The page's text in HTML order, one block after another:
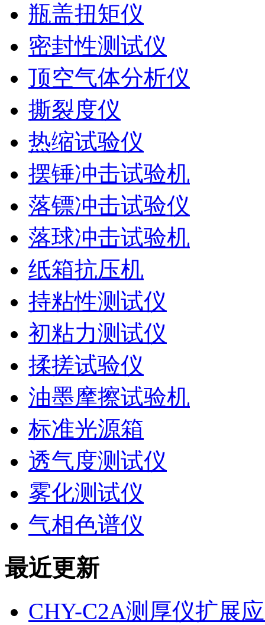
瓶盖扭矩仪
密封性测试仪
顶空气体分析仪
撕裂度仪
热缩试验仪
摆锤冲击试验机
落镖冲击试验仪
落球冲击试验机
纸箱抗压机
持粘性测试仪
初粘力测试仪
揉搓试验仪
油墨摩擦试验机
标准光源箱
透气度测试仪
雾化测试仪
气相色谱仪
最近更新
CHY-C2A测厚仪扩展